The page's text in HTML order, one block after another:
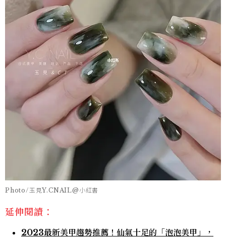
Photo/玉見Y.CNAIL@小紅書
延伸閱讀：
2023最新美甲趨勢推薦！仙氣十足的「泡泡美甲」，